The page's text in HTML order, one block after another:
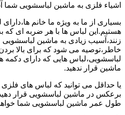
اشیاء فلزی به ماشین لباسشویی
بسیاری از ما به ویژه ما خانم
هستیم.این لباس ها با هر ضربه ای
زنند،آسیب زیادی به ماشین لباسشویی
خاطر،توصیه می شود که برای بالا
لباسشویی،لباس هایی که دارای دکمه
ماشین قرار ندهید.
یا حداقل می توانید که لباس های
برعکس در ماشین لباسشویی قرار
طول عمر ماشین لباسشویی شما